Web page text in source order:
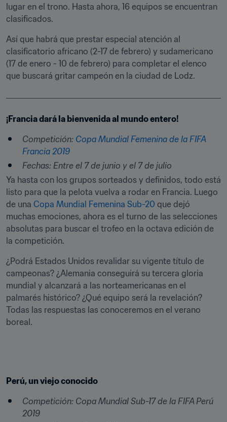
lugar en el trono. Hasta ahora, 16 equipos se encuentran
clasificados.
Así que habrá que prestar especial atención al
clasificatorio africano (2-17 de febrero) y sudamericano
(17 de enero - 10 de febrero) para completar el elenco
que buscará gritar campeón en la ciudad de Lodz.
¡Francia dará la bienvenida al mundo entero!
Competición: Copa Mundial Femenina de la FIFA
Francia 2019
Fechas: Entre el 7 de junio y el 7 de julio
Ya hasta con los grupos sorteados y definidos, todo está
listo para que la pelota vuelva a rodar en Francia. Luego
de una Copa Mundial Femenina Sub-20 que dejó
muchas emociones, ahora es el turno de las selecciones
absolutas para buscar el trofeo en la octava edición de
la competición.
¿Podrá Estados Unidos revalidar su vigente título de
campeonas? ¿Alemania conseguirá su tercera gloria
mundial y alcanzará a las norteamericanas en el
palmarés histórico? ¿Qué equipo será la revelación?
Todas las respuestas las conoceremos en el verano
boreal.
Perú, un viejo conocido
Competición: Copa Mundial Sub-17 de la FIFA Perú
2019